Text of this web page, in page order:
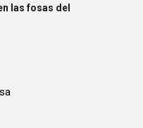
las fosas del